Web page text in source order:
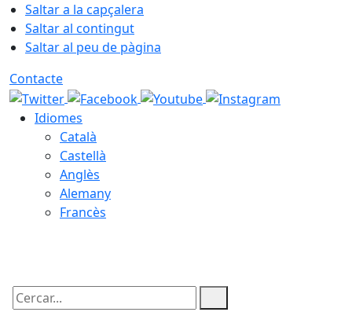
Saltar a la capçalera
Saltar al contingut
Saltar al peu de pàgina
Contacte
Idiomes
Català
Castellà
Anglès
Alemany
Francès
Cercar: